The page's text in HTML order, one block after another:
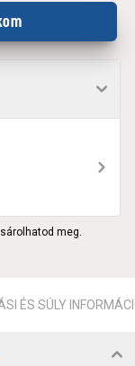
meg.
ÉS SÚLY